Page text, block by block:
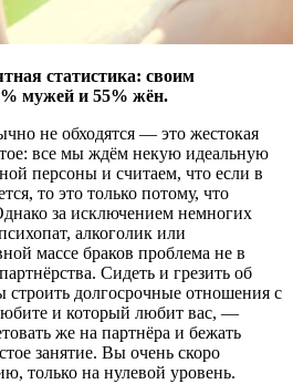
статистика: своим
мужей и 55% жён.
не обходятся — это жестокая
все мы ждём некую идеальную
персоны и считаем, что если в
то это только потому, что
за исключением немногих
алкоголик или
массе браков проблема не в
Сидеть и грезить об
строить долгосрочные отношения с
и который любит вас, —
же на партнёра и бежать
занятие. Вы очень скоро
только на нулевой уровень.